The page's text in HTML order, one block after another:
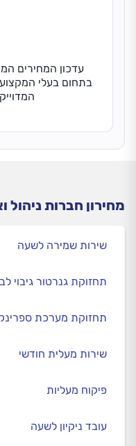
עדכון המחירים
בתחום בעלי המקצוע
מחירון חברות ניהול
שירות שמירה לשעה
תחזוקת גנרטור גיבוי
תחזוקת מערכת
שירות מעלית חודשי
פיקוח מעליות
עובד ניקיון לשעה